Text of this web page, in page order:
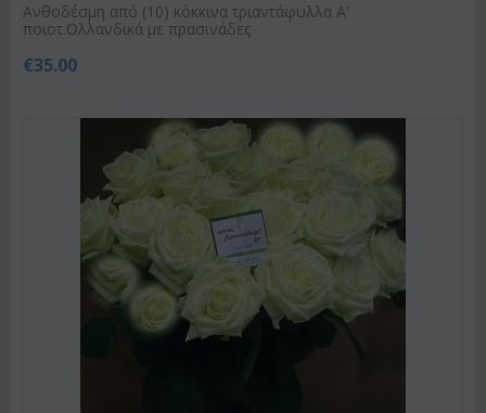
Ανθοδέσμη από (10) κόκκινα τριαντάφυλλα Α'
ποιοτ.Ολλανδικά με πρασινάδες
€35.00